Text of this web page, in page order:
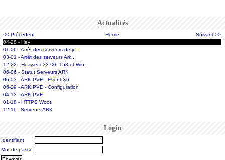
Actualités
<< Précédent Home
Suivant >>
04-28 - Hey
01-06 - Arrêt des serveurs de je...
03-01 - Arrêt des serveurs Ark...
12-22 - Huawei e3372h-153 et Win...
06-06 - Statut Serveurs ARK
06-03 - ARK PVE - Event X6
05-29 - ARK PVE - Configuration
04-13 - ARK PVE
01-18 - HTTPS Woot
12-11 - Serveurs ARK
Login
Identifiant
Mot de passe